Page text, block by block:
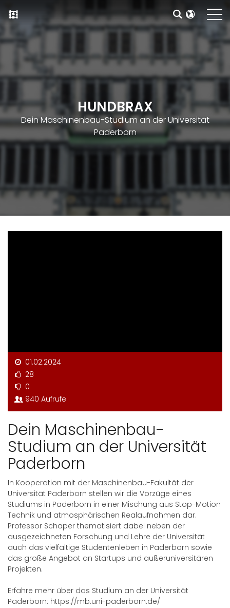
HUNDBRAX
Dein Maschinenbau-Studium an der Universität
Paderborn
01.02.2024
28
0
940 Aufrufe
Dein Maschinenbau-
Studium an der Universität
Paderborn
In Kooperation mit der Maschinenbau-Fakultät der
Universität Paderborn stellen wir die Vorzüge eines
Studiums in Paderborn in einer Mischung aus Stop-Motion
Technik und atmosphärischen Realaufnahmen dar.
Professor Schaper thematisiert dabei neben der
ausgezeichneten Forschung und Lehre der Universität
auch das vielfältige Studentenleben in Paderborn sowie
das große Angebot an Startups und außeruniversitären
Projekten.
Erfahre mehr über das Studium an der Universität
Paderborn: https://mb.uni-paderborn.de/